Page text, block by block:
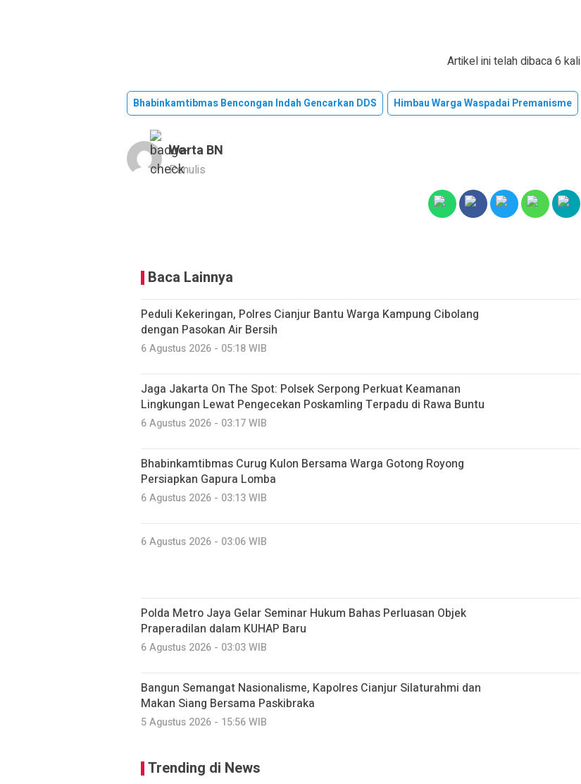
Artikel ini telah dibaca 6 kali
Bhabinkamtibmas Bencongan Indah Gencarkan DDS Himbau Warga Waspadai Premanisme
Warta BN
Penulis
Baca Lainnya
Peduli Kekeringan, Polres Cianjur Bantu Warga Kampung Cibolang
dengan Pasokan Air Bersih
6 Agustus 2026 - 05:18 WIB
Jaga Jakarta On The Spot: Polsek Serpong Perkuat Keamanan
Lingkungan Lewat Pengecekan Poskamling Terpadu di Rawa Buntu
6 Agustus 2026 - 03:17 WIB
Bhabinkamtibmas Curug Kulon Bersama Warga Gotong Royong
Persiapkan Gapura Lomba
6 Agustus 2026 - 03:13 WIB
6 Agustus 2026 - 03:06 WIB
Polda Metro Jaya Gelar Seminar Hukum Bahas Perluasan Objek
Praperadilan dalam KUHAP Baru
6 Agustus 2026 - 03:03 WIB
Bangun Semangat Nasionalisme, Kapolres Cianjur Silaturahmi dan
Makan Siang Bersama Paskibraka
5 Agustus 2026 - 15:56 WIB
Trending di News